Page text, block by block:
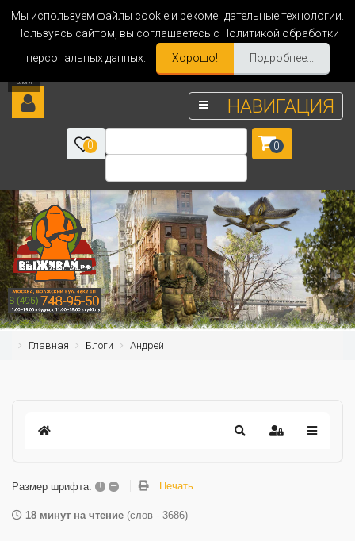
Мы используем файлы cookie и рекомендательные технологии.
Пользуясь сайтом, вы соглашаетесь с Политикой обработки
персональных данных.
Хорошо! Подробнее...
НАВИГАЦИЯ
0 0
Главная Блоги Андрей
Размер шрифта: + – Печать
18 минут на чтение (слов - 3686)